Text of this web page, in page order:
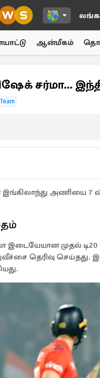
ஆன்மீகம்
சர்மா...
அணியை 7
இடையேயான முதல்
தெரிவு செய்தது.